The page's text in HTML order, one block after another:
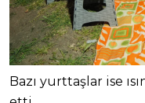
Bazı yurttaşlar ise